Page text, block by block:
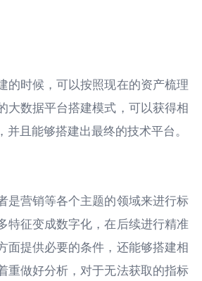
的时候，可以按照现在的资产梳理
大数据平台搭建模式，可以获得相
且能够搭建出最终的技术平台。
是营销等各个主题的领域来进行标
特征变成数字化，在后续进行精准
面提供必要的条件，还能够搭建相
重做好分析，对于无法获取的指标